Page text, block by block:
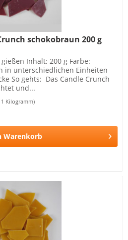
schokobraun 200 g
Inhalt: 200 g Farbe:
in unterschiedlichen Einheiten
So gehts: Das Candle Crunch
und...
Kilogramm)
Warenkorb